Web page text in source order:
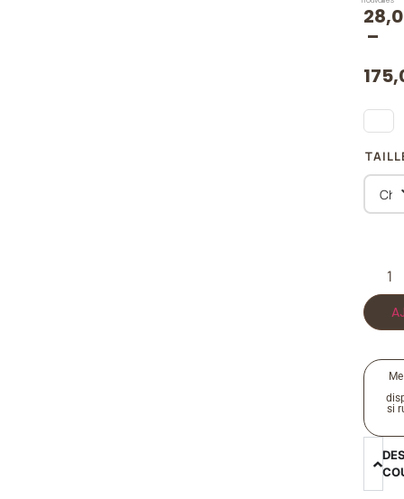
–
si